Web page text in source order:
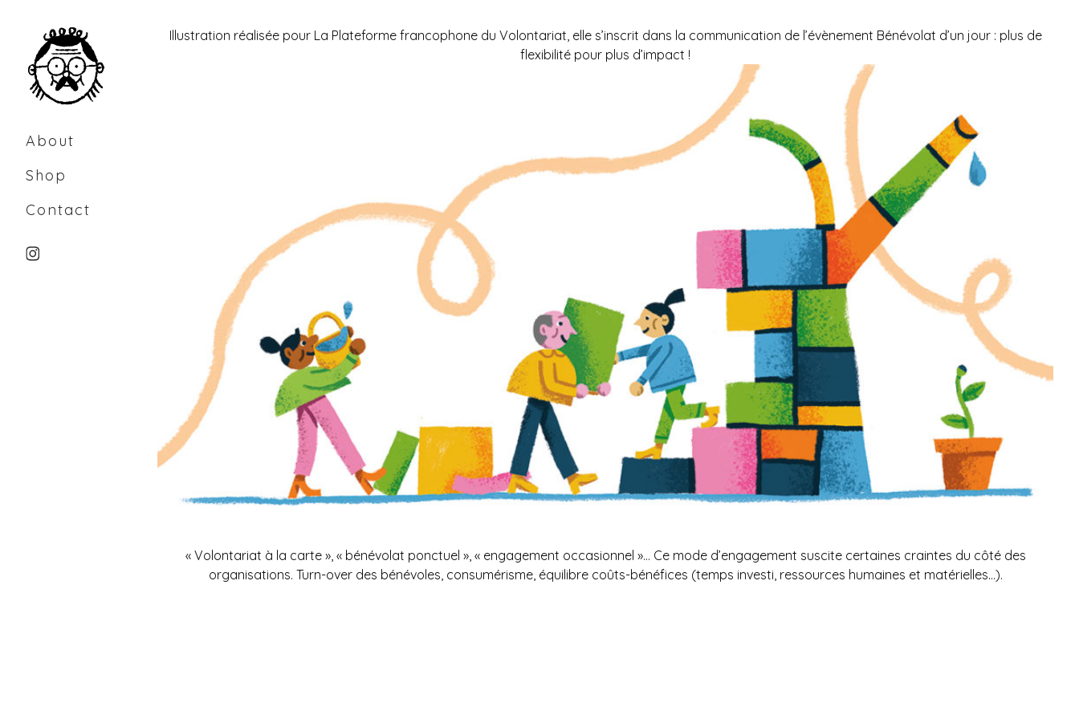
Content
About
Shop
Contact
Illustration réalisée pour La Plateforme francophone du Volontariat, elle s’inscrit dans la communication de l’évènement Bénévolat d’un jour : plus de
flexibilité pour plus d’impact !
« Volontariat à la carte », « bénévolat ponctuel », « engagement occasionnel »… Ce mode d’engagement suscite certaines craintes du côté des
organisations. Turn-over des bénévoles, consumérisme, équilibre coûts-bénéfices (temps investi, ressources humaines et matérielles…).